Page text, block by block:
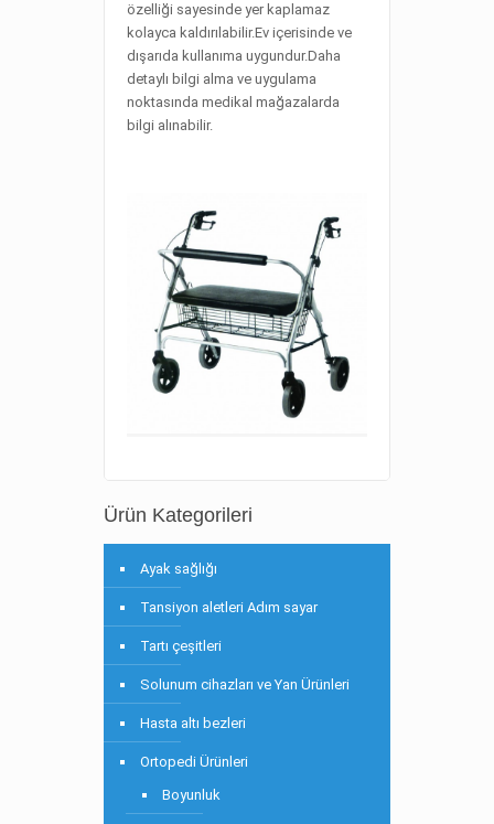
özelliği sayesinde yer kaplamaz
kolayca kaldırılabilir.Ev içerisinde ve
dışarıda kullanıma uygundur.Daha
detaylı bilgi alma ve uygulama
noktasında medikal mağazalarda
bilgi alınabilir.
Ürün Kategorileri
Ayak sağlığı
Tansiyon aletleri Adım sayar
Tartı çeşitleri
Solunum cihazları ve Yan Ürünleri
Hasta altı bezleri
Ortopedi Ürünleri
Boyunluk